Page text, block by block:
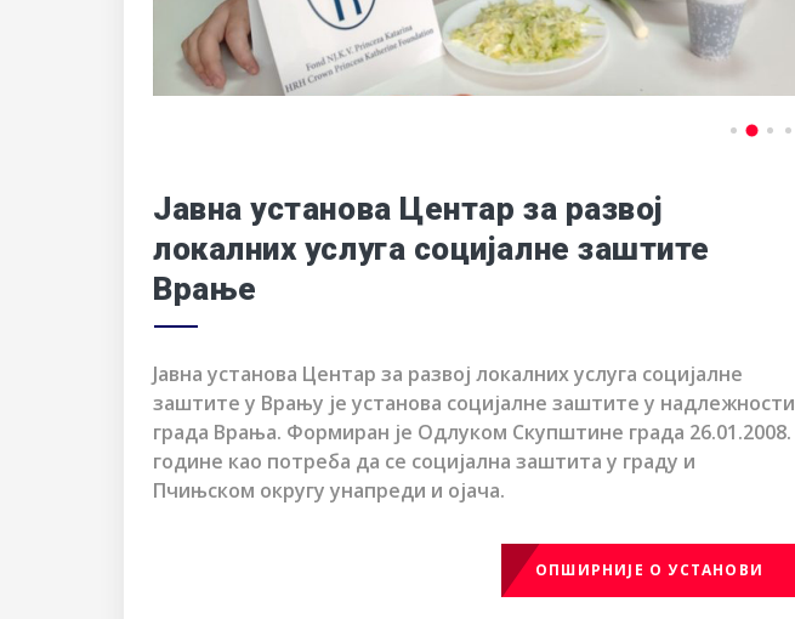
Јавна установа Центар за развој
локалних услуга социјалне заштите
Врање
Јавна установа Центар за развој локалних услуга социјалне
заштите у Врању је установа социјалне заштите у надлежности
града Врања. Формиран је Одлуком Скупштине града 26.01.2008.
године као потреба да се социјална заштита у граду и
Пчињском округу унапреди и ојача.
ОПШИРНИЈЕ О УСТАНОВИ